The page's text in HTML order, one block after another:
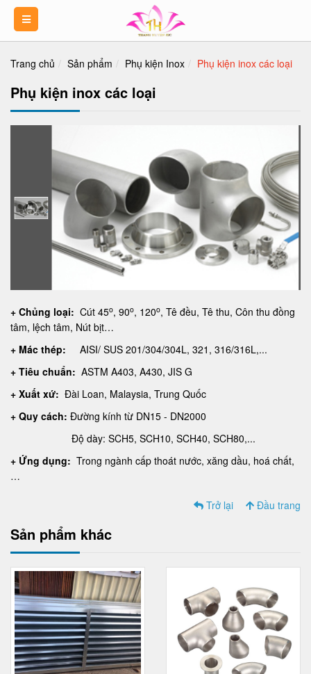
Trang chủ Sản phẩm Phụ kiện Inox Phụ kiện inox các loại
Phụ kiện inox các loại
+ Chủng loại: Cút 45o, 90o, 120o, Tê đều, Tê thu, Côn thu đồng
tâm, lệch tâm, Nút bịt…
+ Mác thép: AISI/ SUS 201/304/304L, 321, 316/316L,...
+ Tiêu chuẩn: ASTM A403, A430, JIS G
+ Xuất xứ: Đài Loan, Malaysia, Trung Quốc
+ Quy cách: Đường kính từ DN15 - DN2000
Độ dày: SCH5, SCH10, SCH40, SCH80,...
+ Ứng dụng: Trong ngành cấp thoát n­ước, xăng dầu, hoá chất,
…
Trở lại Đầu trang
Sản phẩm khác